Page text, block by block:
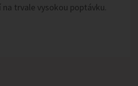
trvale vysokou poptávku.